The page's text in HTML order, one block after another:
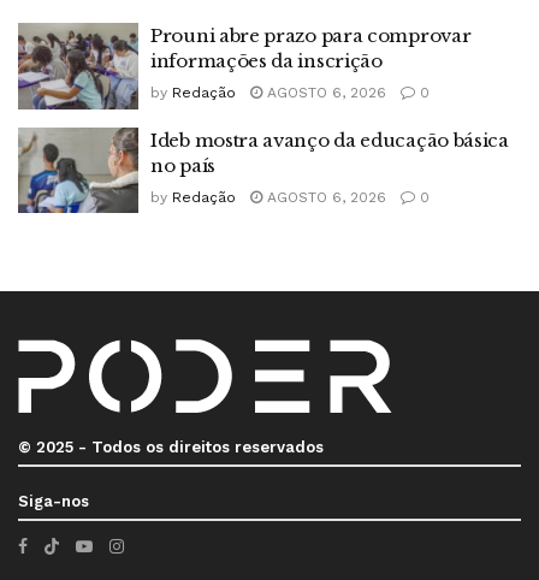
Prouni abre prazo para comprovar
informações da inscrição
by Redação AGOSTO 6, 2026 0
Ideb mostra avanço da educação básica
no país
by Redação AGOSTO 6, 2026 0
© 2025 - Todos os direitos reservados
Siga-nos